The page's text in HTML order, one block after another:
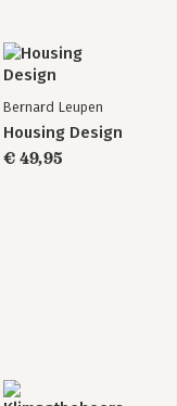
Bernard Leupen
Housing Design
€ 49,95